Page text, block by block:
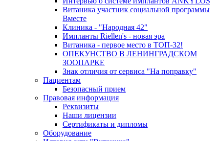
Витаника участник социальной программы
Вместе
Клиника - "Народная 42"
Импланты Riellen's - новая эра
Витаника - первое место в ТОП-32!
ОПЕКУНСТВО В ЛЕНИНГРАДСКОМ
ЗООПАРКЕ
Знак отличия от сервиса "На поправку"
Пациентам
Безопасный прием
Правовая информация
Реквизиты
Наши лицензии
Сертификаты и дипломы
Оборудование